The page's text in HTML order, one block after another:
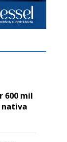
600 mil
nativa